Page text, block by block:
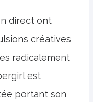
direct ont
créatives
radicalement
est
portant son